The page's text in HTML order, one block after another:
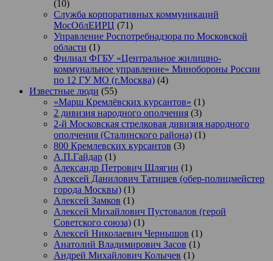
(10)
Служба корпоративных коммуникаций
МосОблЕИРЦ (71)
Управление Роспотребнадзора по Московской
области (1)
Филиал ФГБУ «Центральное жилищно-
коммунальное управление» Минобороны России
по 12 ГУ МО (г.Москва) (4)
Известные люди (55)
«Марш Кремлёвских курсантов» (1)
2 дивизия народного ополчения (3)
2-й Московская стрелковая дивизия народного
ополчения (Сталинского района) (1)
800 Кремлевских курсантов (3)
А.П.Гайдар (1)
Александр Петрович Шлягин (1)
Алексей Данилович Татищев (обер-полицмейстер
города Москвы) (1)
Алексей Замков (1)
Алексей Михайлович Пустовалов (герой
Советского союза) (1)
Алексей Николаевич Чернышов (1)
Анатолий Владимирович Засов (1)
Андрей Михайлович Колычев (1)